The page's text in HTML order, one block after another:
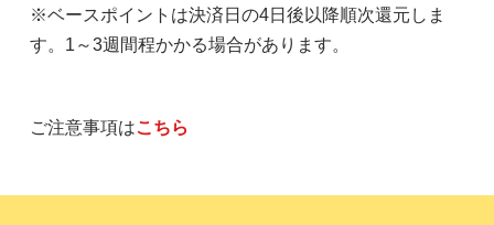
※ベースポイントは決済日の4日後以降順次還元しま
す。1～3週間程かかる場合があります。
ご注意事項はこちら